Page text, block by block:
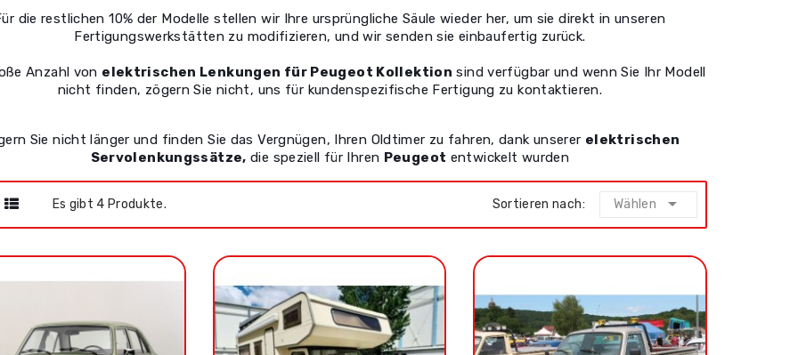
die restlichen 10% der Modelle stellen wir Ihre ursprüngliche Säule wieder her, um sie direkt in unseren
Fertigungswerkstätten zu modifizieren, und wir senden sie einbaufertig zurück.
Anzahl von elektrischen Lenkungen für Peugeot Kollektion sind verfügbar und wenn Sie Ihr Modell
nicht finden, zögern Sie nicht, uns für kundenspezifische Fertigung zu kontaktieren.
Sie nicht länger und finden Sie das Vergnügen, Ihren Oldtimer zu fahren, dank unserer elektrischen
Servolenkungssätze, die speziell für Ihren Peugeot entwickelt wurden
Es gibt 4 Produkte. Sortieren nach: Wählen 